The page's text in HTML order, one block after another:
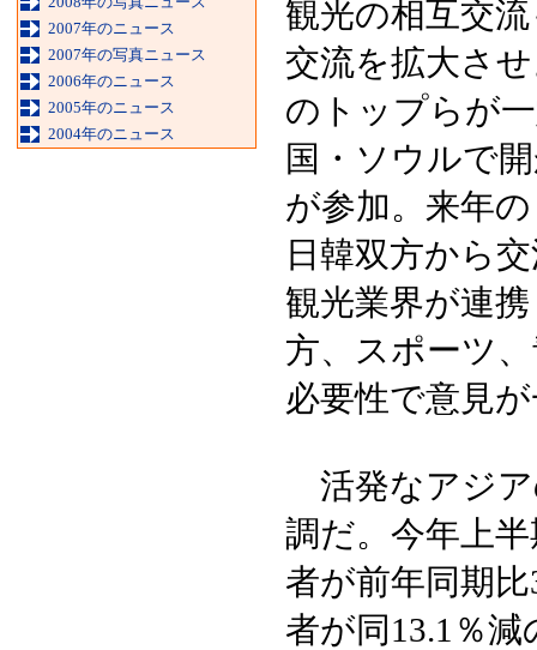
2007年のニュース
2007年の写真ニュース
2006年のニュース
2005年のニュース
2004年のニュース
観光の相互交
交流を拡大さ
のトップらが
国・ソウルで
が参加。来年
日韓双方から
観光業界が連
方、スポーツ
必要性で意見
活発なアジア
調だ。今年上
者が前年同期
者が同13.1％